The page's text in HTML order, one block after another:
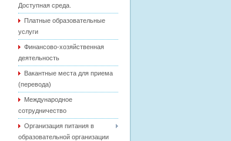
Доступная среда.
Платные образовательные
услуги
Финансово-хозяйственная
деятельность
Вакантные места для приема
(перевода)
Международное
сотрудничество
Организация питания в
образовательной организации